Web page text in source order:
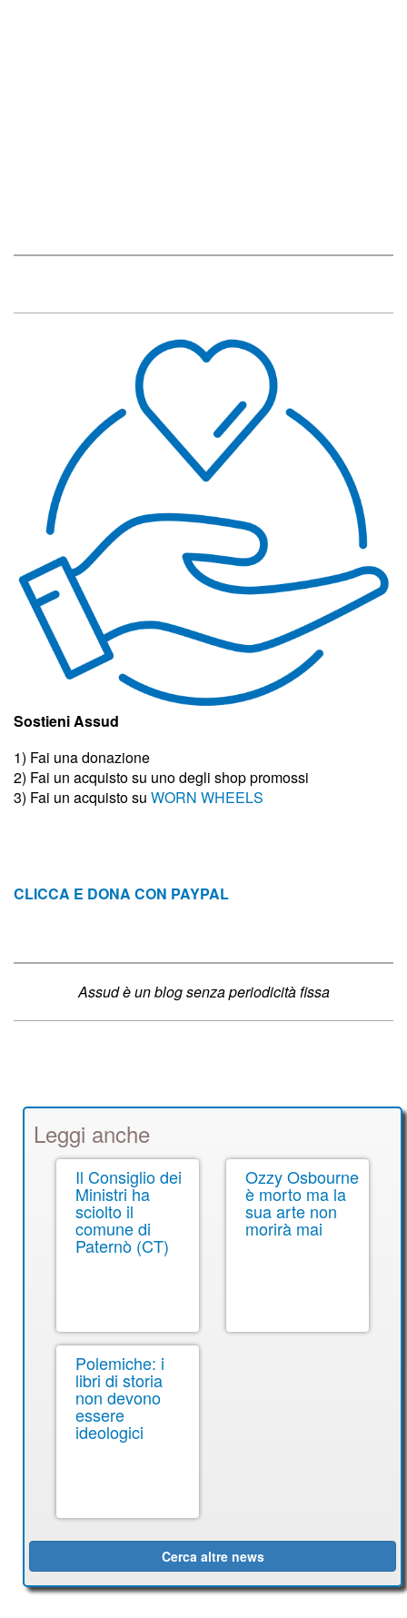
Sostieni Assud
1) Fai una donazione
2) Fai un acquisto su uno degli shop promossi
3) Fai un acquisto su WORN WHEELS
CLICCA E DONA CON PAYPAL
Assud è un blog senza periodicità fissa
Leggi anche
Il Consiglio dei
Ministri ha
sciolto il
comune di
Paternò (CT)
Ozzy Osbourne
è morto ma la
sua arte non
morirà mai
Polemiche: i
libri di storia
non devono
essere
ideologici
Cerca altre news